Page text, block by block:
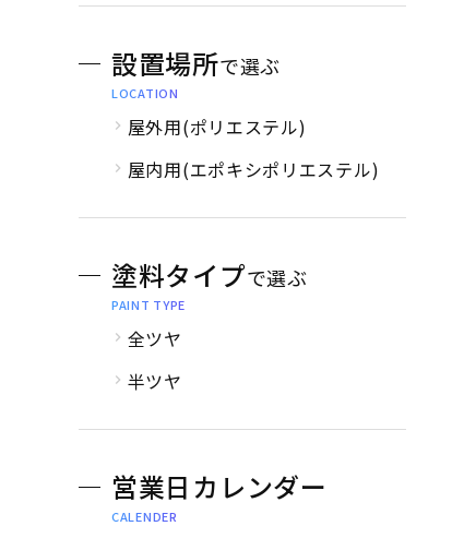
設置場所で選ぶ
LOCATION
屋外用(ポリエステル)
屋内用(エポキシポリエステル)
塗料タイプで選ぶ
PAINT TYPE
全ツヤ
半ツヤ
営業日カレンダー
CALENDER